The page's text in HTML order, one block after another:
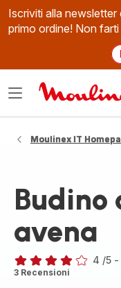
Iscriviti alla
primo ordine! Non
Apri
Moulinex IT
Budino
avena
Recensione
4 /5 -
3 Recensioni